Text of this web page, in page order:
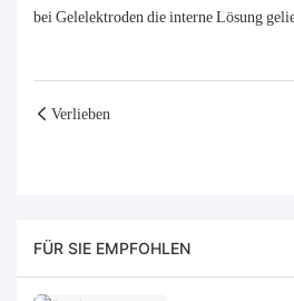
bei Gelelektroden die interne Lösung
Verlieben
FÜR SIE EMPFOHLEN